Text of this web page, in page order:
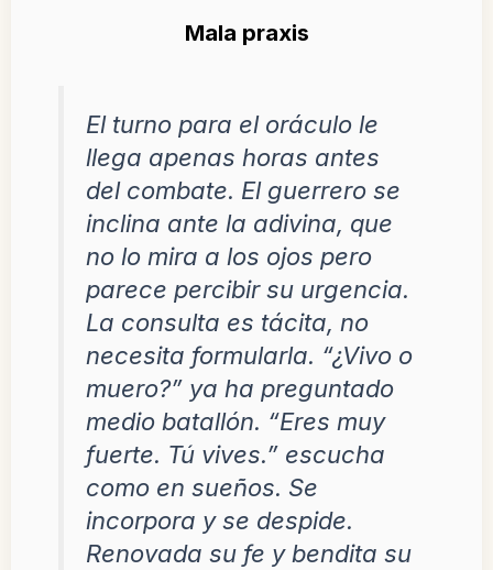
Mala praxis
El turno para el oráculo le
llega apenas horas antes
del combate. El guerrero se
inclina ante la adivina, que
no lo mira a los ojos pero
parece percibir su urgencia.
La consulta es tácita, no
necesita formularla. “¿Vivo o
muero?” ya ha preguntado
medio batallón. “Eres muy
fuerte. Tú vives.” escucha
como en sueños. Se
incorpora y se despide.
Renovada su fe y bendita su